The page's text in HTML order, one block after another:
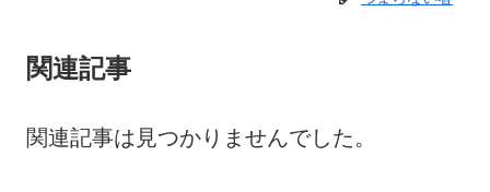
関連記事
関連記事は見つかりませんでした。